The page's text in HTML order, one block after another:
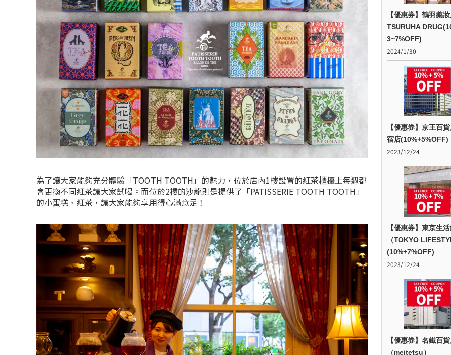
為了讓大家能夠充分體驗「TOOTH TOOTH」的魅力，位於店內1樓設置的紅茶櫃檯上每週都
會更換不同紅茶讓大家試喝。而位於2樓的沙龍則是提供了「PATISSERIE TOOTH TOOTH」
的小蛋糕、紅茶，讓大家能夠享用得心滿意足！
【優惠券】鶴羽藥
TSURUHA
3~7%OFF)
2024/1/30
【優惠券】京王百
宿店(10%+5%OFF)
2023/12/24
【優惠券】東京生
（TOKYO
(10%+7%OFF)
2023/12/24
【優惠券】名鐵百
（meitetsu）